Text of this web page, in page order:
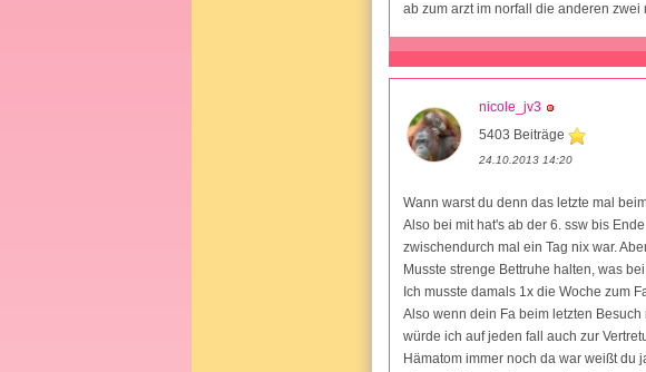
ab zum arzt im norfall die anderen zwei
nicole_jv3
5403 Beiträge
24.10.2013 14:20
Wann warst du denn das letzte mal
Also bei mit hat's ab der 6. ssw bis
zwischendurch mal ein Tag nix war.
Musste strenge Bettruhe halten, was
Ich musste damals 1x die Woche zum
Also wenn dein Fa beim letzten
würde ich auf jeden fall auch zur
Hämatom immer noch da war weißt du